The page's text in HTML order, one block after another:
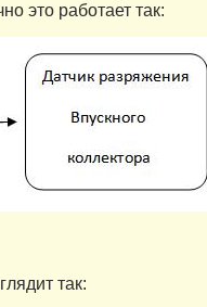
это работает так:
так: